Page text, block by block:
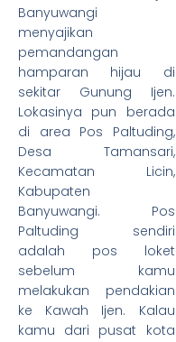
Banyuwangi
menyajikan
pemandangan
hamparan hijau di
sekitar Gunung Ijen.
Lokasinya pun berada
di area Pos Paltuding,
Desa Tamansari,
Kecamatan Licin,
Kabupaten
Banyuwangi. Pos
Paltuding sendiri
adalah pos loket
sebelum kamu
melakukan pendakian
ke Kawah Ijen. Kalau
kamu dari pusat kota